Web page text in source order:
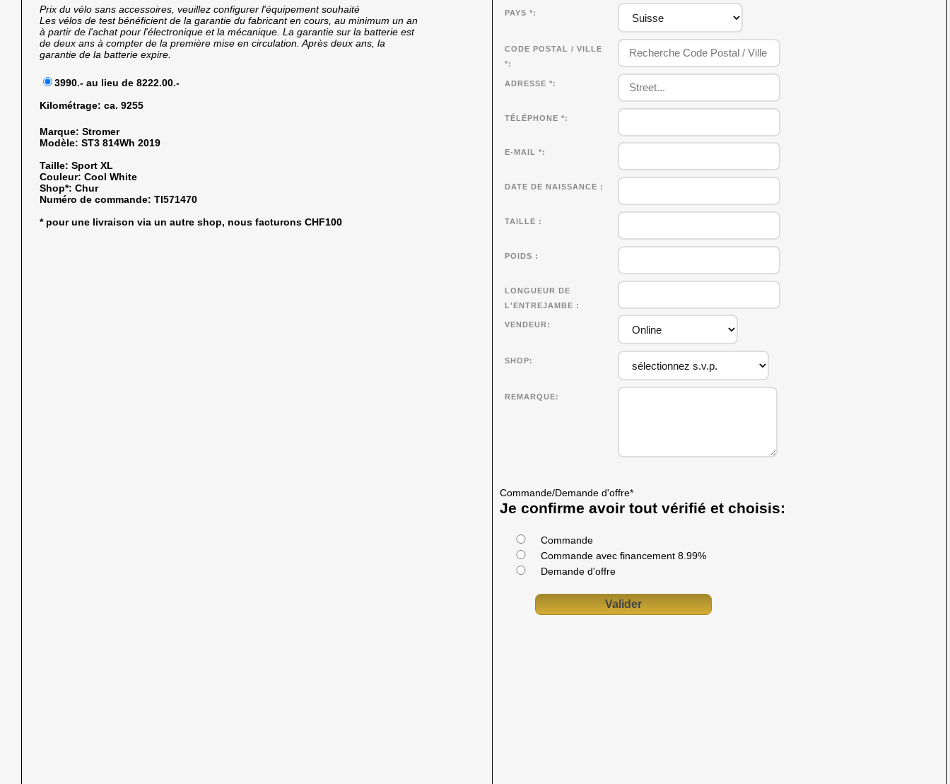
Prix du vélo sans accessoires, veuillez configurer l'équipement souhaité
Les vélos de test bénéficient de la garantie du fabricant en cours, au minimum un an
à partir de l'achat pour l'électronique et la mécanique. La garantie sur la batterie est
de deux ans à compter de la première mise en circulation. Après deux ans, la
garantie de la batterie expire.
3990.- au lieu de 8222.00.-
Kilométrage: ca. 9255
Marque: Stromer
Modèle: ST3 814Wh 2019
Taille: Sport XL
Couleur: Cool White
Shop*: Chur
Numéro de commande: TI571470
* pour une livraison via un autre shop, nous facturons CHF100
PAYS *
CODE POSTAL / VILLE
*
ADRESSE *
TÉLÉPHONE *
E-MAIL *
DATE DE NAISSANCE
TAILLE
POIDS
LONGUEUR DE
L'ENTREJAMBE
VENDEUR
SHOP
REMARQUE
Commande/Demande d'offre*
Je confirme avoir tout vérifié et choisis:
Commande
Commande avec financement 8.99%
Demande d'offre